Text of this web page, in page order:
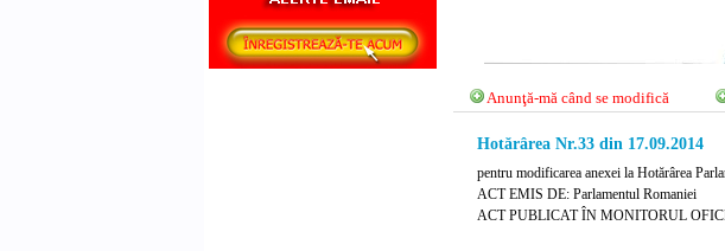
Anunţă-mă când se modifică
Hotărârea Nr.33 din 17.09.2014
pentru modificarea anexei la Hotărârea
ACT EMIS DE: Parlamentul Romaniei
ACT PUBLICAT ÎN MONITORUL